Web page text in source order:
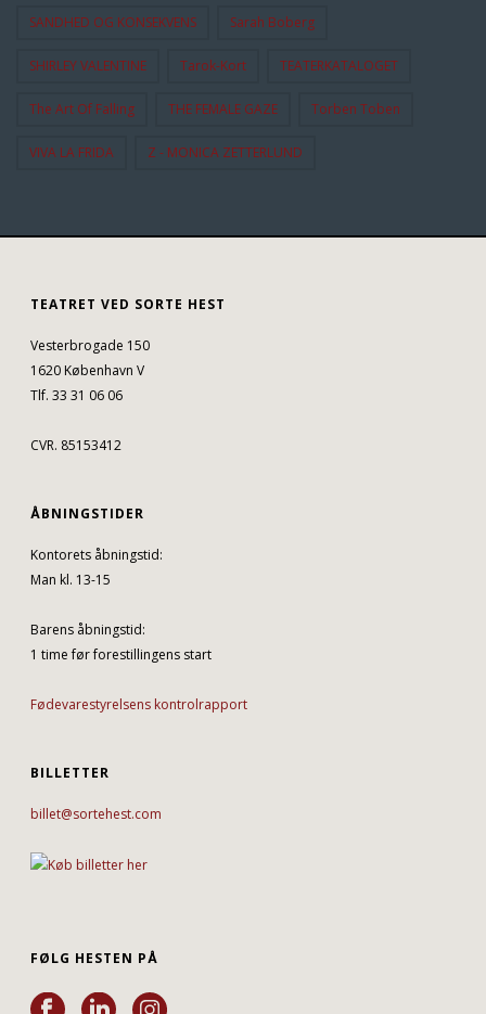
SANDHED OG KONSEKVENS Sarah Boberg
SHIRLEY VALENTINE Tarok-Kort TEATERKATALOGET
The Art Of Falling THE FEMALE GAZE Torben Toben
VIVA LA FRIDA Z - MONICA ZETTERLUND
TEATRET VED SORTE HEST
Vesterbrogade 150
1620 København V
Tlf. 33 31 06 06
CVR. 85153412
ÅBNINGSTIDER
Kontorets åbningstid:
Man kl. 13-15
Barens åbningstid:
1 time før forestillingens start
Fødevarestyrelsens kontrolrapport
BILLETTER
billet@sortehest.com
FØLG HESTEN PÅ